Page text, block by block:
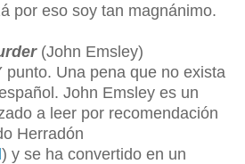
por eso soy tan magnánimo.
(John Emsley)
punto. Una pena que no exista
John Emsley es un
a leer por recomendación
Herradón
) y se ha convertido en un